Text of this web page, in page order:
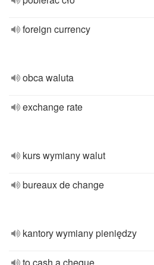
foreign currency
obca waluta
exchange rate
kurs wymiany walut
bureaux de change
kantory wymiany pieniędzy